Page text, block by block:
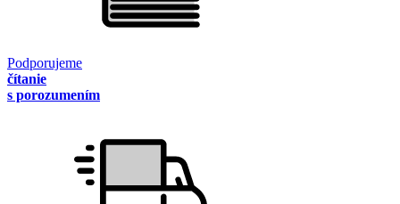
Podporujeme
čítanie
s porozumením